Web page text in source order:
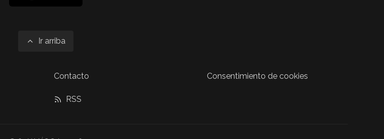
Ir arriba
Contacto
RSS
Consentimiento de cookies